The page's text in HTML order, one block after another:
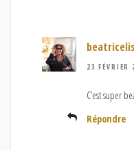
23
C’est super
Répondre